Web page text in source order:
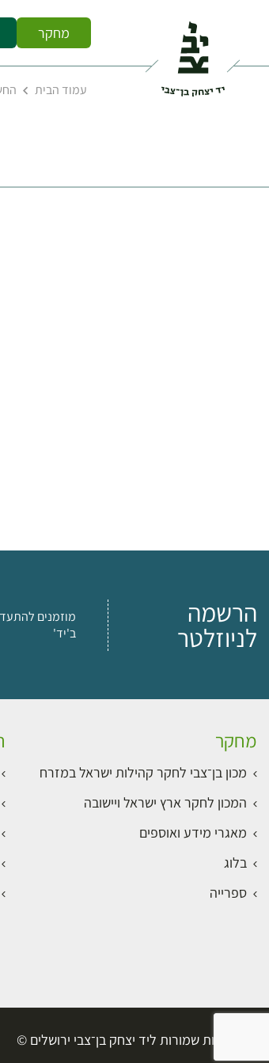
מחקר
עמוד הבית
הרשמה
לניוזלטר
מוזמנים
ב'יד'
מחקר
מכון בן־צבי לחקר קהילות ישראל במזרח
המכון לחקר ארץ ישראל ויישובה
מאגרי מידע ואוספים
בלוג
ספרייה
כל הזכויות שמורות ליד יצחק בן־צבי ירושלים ©